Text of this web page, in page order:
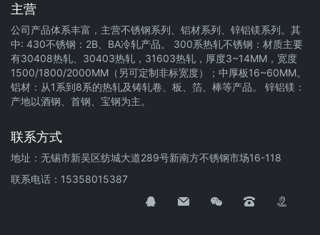
主营
公司产品体系丰富，主营不锈钢系列、铝材系列、锌铝镁系列。其
中: 430不锈钢：2B、BA冷轧产品。 300系热轧不锈钢：材质主要
有30408热轧、30403热轧，31603热轧，厚度3~14MM，宽度
1500/1800/2000MM（另可定制非标宽度）；中厚板16~60MM。
铝材：从1系到8系的热轧及铸轧卷、板、箔、棒等产品。 锌铝镁：
产地以酒钢、首钢、宝钢为主。
联系方式
地址：无锡市新吴区纺城大道289号新南方不锈钢市场16-118
联系电话：15358015387